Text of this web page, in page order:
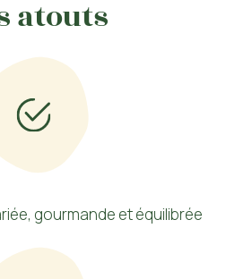
atouts
gourmande et équilibrée